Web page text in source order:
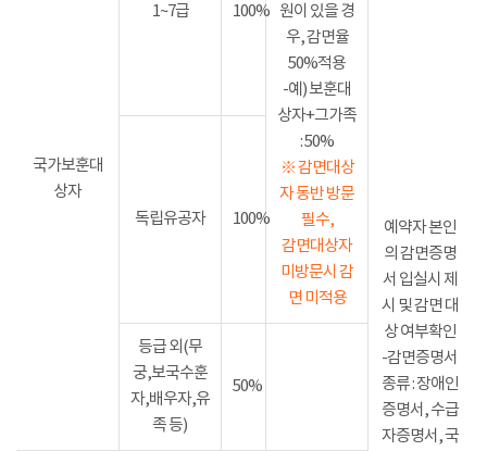
국가보훈대
상자
1~7급 100% 원이 있을 경
우, 감면율
50%적용
-예) 보훈대
상자+그가족
: 50%
※ 감면대상
자 동반 방문
필수,
감면대상자
미방문시 감
면 미적용
예약자 본인
의 감면증명
서 입실시 제
시 및 감면 대
상 여부확인
-감면증명서
종류 : 장애인
증명서, 수급
자증명서, 국
독립유공자 100%
등급 외(무
궁,보국수훈
자,배우자,유
족 등)
50%